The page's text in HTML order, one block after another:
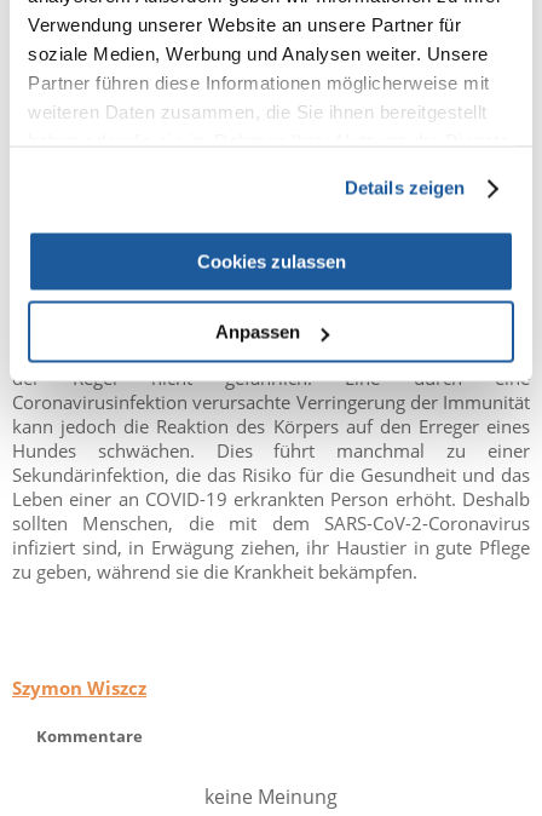
Verwendung unserer Website an unsere Partner für
soziale Medien, Werbung und Analysen weiter. Unsere
Partner führen diese Informationen möglicherweise mit
weiteren Daten zusammen, die Sie ihnen bereitgestellt
Details zeigen
Cookies zulassen
Anpassen
Schleimhäute eine geringe Anzahl von Viren enthalten. Die
Überlebenszeit von SARS-CoV-2 darf unter diesen
Bedingungen 30-40 Minuten nicht überschreiten. Nach dieser
Zeit ist der Kontakt mit dem Tier für eine gesunde Person
völlig ungefährlich.
Obwohl Hunde nicht unter COVID-19 leiden, sind sie oft
Träger anderer, für ihre Spezies charakteristischer
Mikroorganismen. Für einen gesunden Menschen sind sie in
der Regel nicht gefährlich. Eine durch eine
Coronavirusinfektion verursachte Verringerung der Immunität
kann jedoch die Reaktion des Körpers auf den Erreger eines
Hundes schwächen. Dies führt manchmal zu einer
Sekundärinfektion, die das Risiko für die Gesundheit und das
Leben einer an COVID-19 erkrankten Person erhöht. Deshalb
sollten Menschen, die mit dem SARS-CoV-2-Coronavirus
infiziert sind, in Erwägung ziehen, ihr Haustier in gute Pflege
zu geben, während sie die Krankheit bekämpfen.
Szymon Wiszcz
Kommentare
keine Meinung